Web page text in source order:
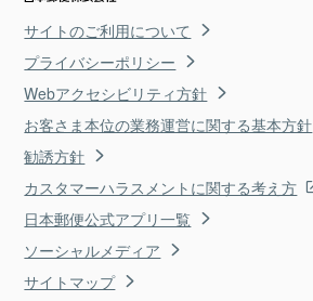
サイトのご利用について
プライバシーポリシー
Webアクセシビリティ方針
お客さま本位の業務運営に関する基本方針
勧誘方針
カスタマーハラスメントに関する考え方
日本郵便公式アプリ一覧
ソーシャルメディア
サイトマップ